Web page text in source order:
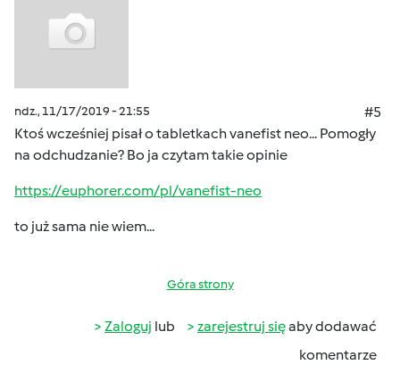
ndz., 11/17/2019 - 21:55
#5
Ktoś wcześniej pisał o tabletkach vanefist neo... Pomogły
na odchudzanie? Bo ja czytam takie opinie
https://euphorer.com/pl/vanefist-neo
to już sama nie wiem...
Góra strony
Zaloguj lub zarejestruj sięaby dodawać
komentarze